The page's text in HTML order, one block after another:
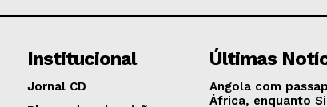
Institucional
Jornal CD
Últimas
Angola com
África, enquanto